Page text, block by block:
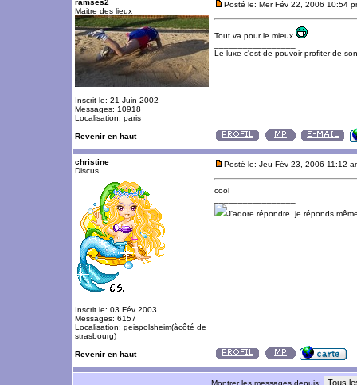
ramses2
Maitre des lieux
Inscrit le: 21 Juin 2002
Messages: 10918
Localisation: paris
Posté le: Mer Fév 22, 2006 10:54
Tout va pour le mieux
Le luxe c'est de pouvoir profiter de
Revenir en haut
christine
Discus
Inscrit le: 03 Fév 2003
Messages: 6157
Localisation: geispolsheim(àcôté de
strasbourg)
Posté le: Jeu Fév 23, 2006 11:12
cool
J'adore répondre. je réponds
Revenir en haut
Montrer les messages depuis: